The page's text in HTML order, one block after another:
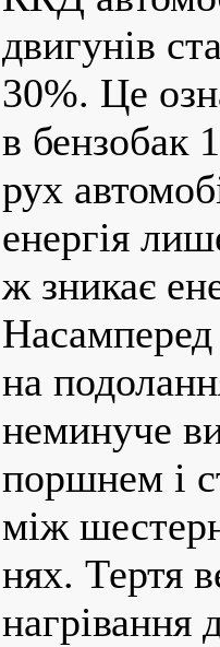
двигунів
30%. Це
в бензобак
рух
енергія
ж зникає
Насамперед
на
неминуче
поршнем і
між
нях. Тертя
нагрівання